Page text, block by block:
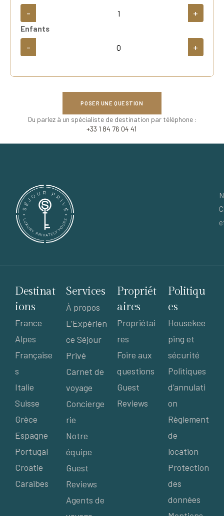
- +
Enfants
- +
POSER UNE QUESTION
Ou parlez à un spécialiste de destination par téléphone :
+33 1 84 76 04 41
Destinat
ions
France
Alpes
Française
s
Italie
Suisse
Grèce
Espagne
Portugal
Croatie
Caraibes
Services
À propos
L’Expérien
ce Séjour
Privé
Carnet de
voyage
Concierge
rie
Notre
équipe
Guest
Reviews
Agents de
Propriét
aires
Propriétai
res
Foire aux
questions
Guest
Reviews
Politiqu
es
Housekee
ping et
sécurité
Politiques
d’annulati
on
Règlement
de
location
Protection
des
données